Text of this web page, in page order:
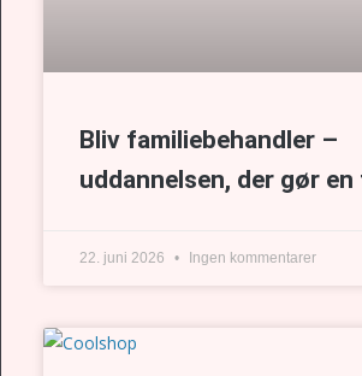
Bliv familiebehandler –
uddannelsen, der gør
22. juni 2026 Ingen kommentarer